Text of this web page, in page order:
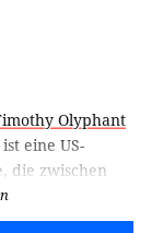
Olyphant
eine US-
die zwischen
wurde.
ein und ist in